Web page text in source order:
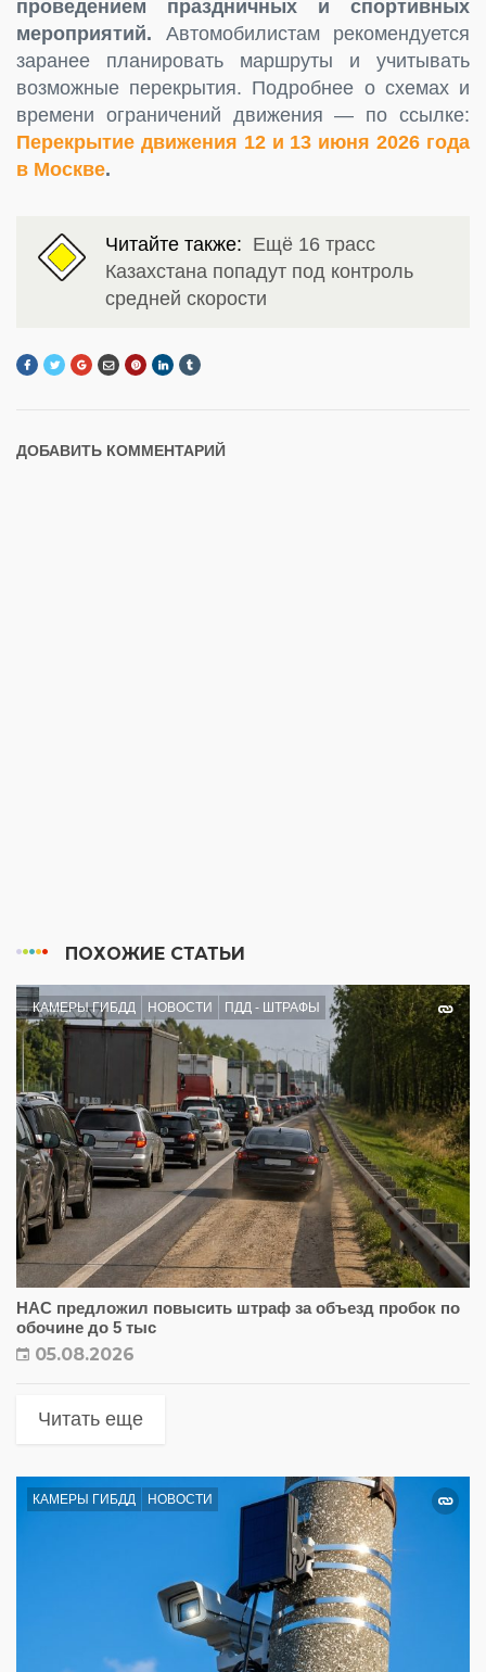
проведением праздничных и спортивных
мероприятий. Автомобилистам рекомендуется
заранее планировать маршруты и учитывать
возможные перекрытия. Подробнее о схемах и
времени ограничений движения — по ссылке:
Перекрытие движения 12 и 13 июня 2026 года
в Москве.
Читайте также: Ещё 16 трасс
Казахстана попадут под контроль
средней скорости
ДОБАВИТЬ КОММЕНТАРИЙ
ПОХОЖИЕ СТАТЬИ
КАМЕРЫ ГИБДД НОВОСТИ ПДД - ШТРАФЫ
НАС предложил повысить штраф за объезд пробок по
обочине до 5 тыс
05.08.2026
Читать еще
КАМЕРЫ ГИБДД НОВОСТИ